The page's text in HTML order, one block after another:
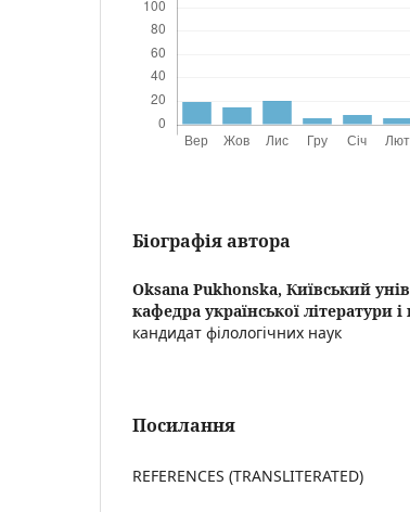
Біографія автора
Oksana Pukhonska, Київський
кафедра української літератури
кандидат філологічних наук
Посилання
REFERENCES (TRANSLITERATED)